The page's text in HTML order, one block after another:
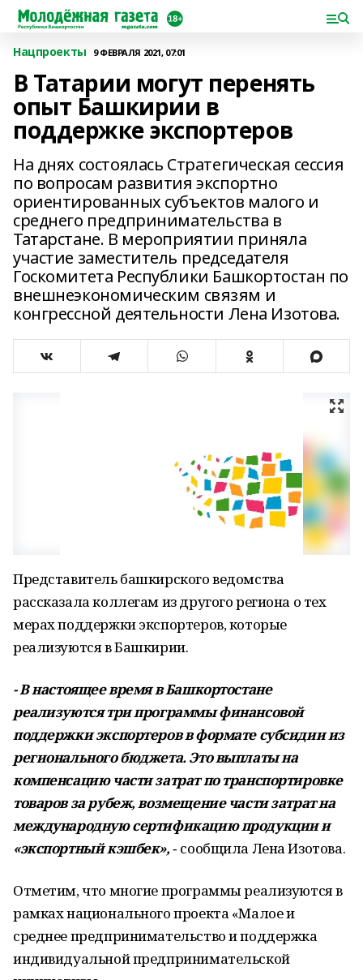
Нацпроекты 9 ФЕВРАЛЯ 2021, 07:01
В Татарии могут перенять
опыт Башкирии в
поддержке экспортеров
На днях состоялась Стратегическая сессия
по вопросам развития экспортно
ориентированных субъектов малого и
среднего предпринимательства в
Татарстане. В мероприятии приняла
участие заместитель председателя
Госкомитета Республики Башкортостан по
внешнеэкономическим связям и
конгрессной деятельности Лена Изотова.
Представитель башкирского ведомства
рассказала коллегам из другого региона о тех
мерах поддержки экспортеров, которые
реализуются в Башкирии.
- В настоящее время в Башкортостане
реализуются три программы финансовой
поддержки экспортеров в формате субсидии из
регионального бюджета. Это выплаты на
компенсацию части затрат по транспортировке
товаров за рубеж, возмещение части затрат на
международную сертификацию продукции и
«экспортный кэшбек»,‑ сообщила Лена Изотова.
Отметим, что многие программы реализуются в
рамках национального проекта «Малое и
среднее предпринимательство и поддержка
индивидуальной предпринимательской